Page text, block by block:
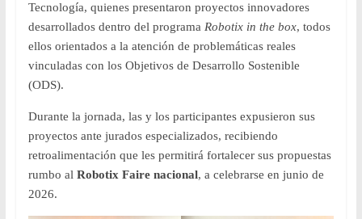
Tecnología, quienes presentaron proyectos innovadores
desarrollados dentro del programa Robotix in the box, todos
ellos orientados a la atención de problemáticas reales
vinculadas con los Objetivos de Desarrollo Sostenible
(ODS).
Durante la jornada, las y los participantes expusieron sus
proyectos ante jurados especializados, recibiendo
retroalimentación que les permitirá fortalecer sus propuestas
rumbo al Robotix Faire nacional, a celebrarse en junio de
2026.